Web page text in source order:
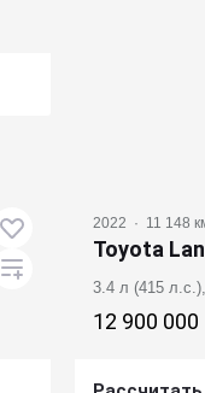
2022 · 11 148
Toyota
3.4 л (415
12 900